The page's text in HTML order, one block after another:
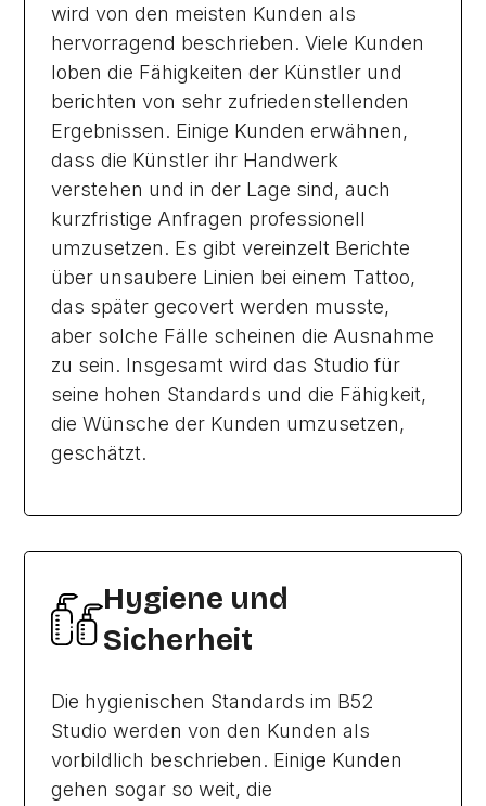
wird von den meisten Kunden als
hervorragend beschrieben. Viele Kunden
loben die Fähigkeiten der Künstler und
berichten von sehr zufriedenstellenden
Ergebnissen. Einige Kunden erwähnen,
dass die Künstler ihr Handwerk
verstehen und in der Lage sind, auch
kurzfristige Anfragen professionell
umzusetzen. Es gibt vereinzelt Berichte
über unsaubere Linien bei einem Tattoo,
das später gecovert werden musste,
aber solche Fälle scheinen die Ausnahme
zu sein. Insgesamt wird das Studio für
seine hohen Standards und die Fähigkeit,
die Wünsche der Kunden umzusetzen,
geschätzt.
Hygiene und
Sicherheit
Die hygienischen Standards im B52
Studio werden von den Kunden als
vorbildlich beschrieben. Einige Kunden
gehen sogar so weit, die